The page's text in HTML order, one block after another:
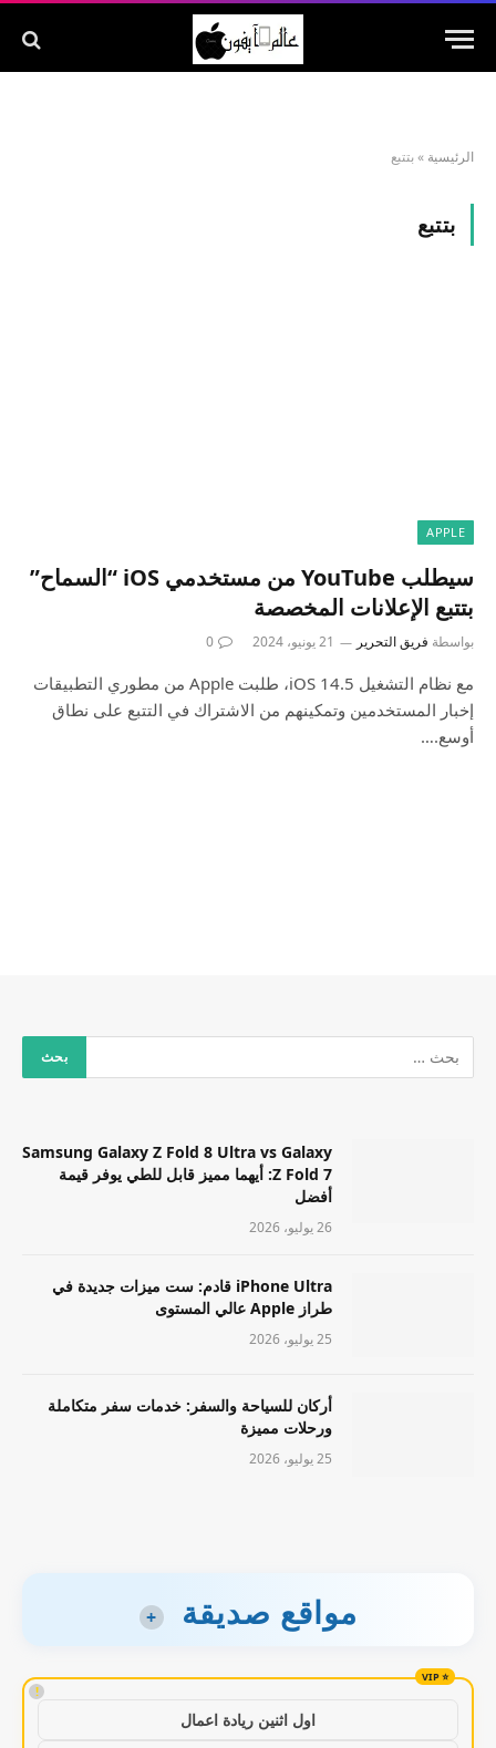
الرئيسية »بتتبع
بتتبع
APPLE
سيطلب YouTube من مستخدمي iOS “السماح”
بتتبع الإعلانات المخصصة
بواسطة فريق التحرير 21 يونيو، 2024 0
مع نظام التشغيل iOS 14.5، طلبت Apple من مطوري التطبيقات
إخبار المستخدمين وتمكينهم من الاشتراك في التتبع على نطاق
أوسع.…
Samsung Galaxy Z Fold 8 Ultra vs Galaxy
Z Fold 7: أيهما مميز قابل للطي يوفر قيمة
أفضل
26 يوليو، 2026
iPhone Ultra قادم: ست ميزات جديدة في
طراز Apple عالي المستوى
25 يوليو، 2026
أركان للسياحة والسفر: خدمات سفر متكاملة
ورحلات مميزة
25 يوليو، 2026
مواقع صديقة +
!
اول اثنين ريادة اعمال